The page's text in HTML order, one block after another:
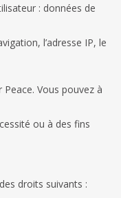
: données de
l’adresse IP, le
Vous pouvez à
ou à des fins
droits suivants :